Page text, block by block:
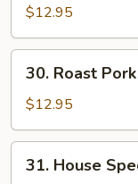
Mai
Fun
鸡
$12.95
Roast
Pork
Mai
Fun
30. Roast
$12.95
House
31. House